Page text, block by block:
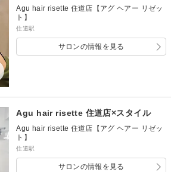
Agu hair risette 住道店【アグ ヘアー リゼッ
ト】
住道駅
サロンの情報を見る
Agu hair risette 住道店×スタイル
Agu hair risette 住道店【アグ ヘアー リゼッ
ト】
住道駅
サロンの情報を見る